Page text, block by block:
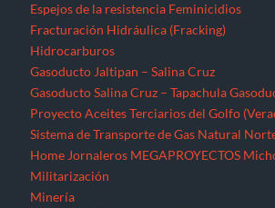
Espejos de la resistencia Feminicidios
Fracturación Hidráulica (Fracking)
Hidrocarburos
Gasoducto Jaltipan – Salina Cruz
Gasoducto Salina Cruz – Tapachula
Proyecto Aceites Terciarios del Golfo
Sistema de Transporte de Gas Natural
Home Jornaleros MEGAPROYECTOS
Militarización
Minería